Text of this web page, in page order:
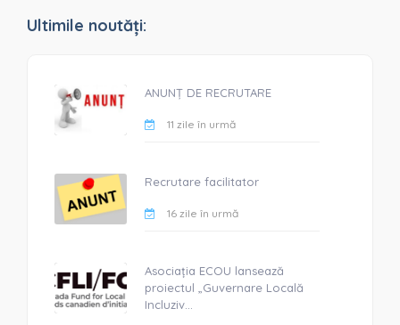
Ultimile noutăți:
ANUNȚ DE RECRUTARE
11 zile în urmă
Recrutare facilitator
16 zile în urmă
Asociația ECOU lansează
proiectul „Guvernare Locală
Incluziv...